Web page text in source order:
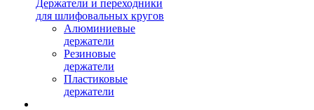
Держатели и переходники
для шлифовальных кругов
Алюминиевые
держатели
Резиновые
держатели
Пластиковые
держатели